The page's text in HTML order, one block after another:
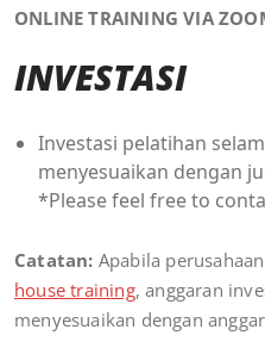
ONLINE TRAINING VIA
INVESTASI
Investasi pelatihan
menyesuaikan dengan
*Please feel free to
Catatan: Apabila
house training, anggaran
menyesuaikan dengan